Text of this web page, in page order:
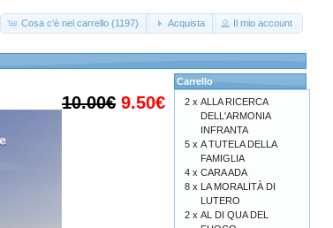
Cosa c'è nel carrello (1197) Acquista Il mio account
10.00€ 9.50€
Carrello
2 x ALLA RICERCA
DELL'ARMONIA
INFRANTA
5 x A TUTELA DELLA
FAMIGLIA
4 x CARA ADA
8 x LA MORALITÀ DI
LUTERO
2 x AL DI QUA DEL